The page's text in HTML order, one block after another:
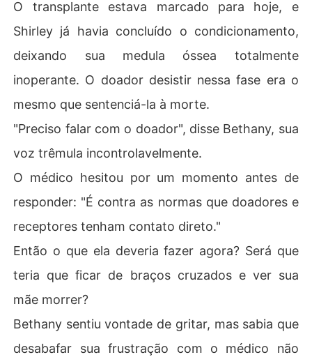
O transplante estava marcado para hoje, e
Shirley já havia concluído o condicionamento,
deixando sua medula óssea totalmente
inoperante. O doador desistir nessa fase era o
mesmo que sentenciá-la à morte.
"Preciso falar com o doador", disse Bethany, sua
voz trêmula incontrolavelmente.
O médico hesitou por um momento antes de
responder: "É contra as normas que doadores e
receptores tenham contato direto."
Então o que ela deveria fazer agora? Será que
teria que ficar de braços cruzados e ver sua
mãe morrer?
Bethany sentiu vontade de gritar, mas sabia que
desabafar sua frustração com o médico não